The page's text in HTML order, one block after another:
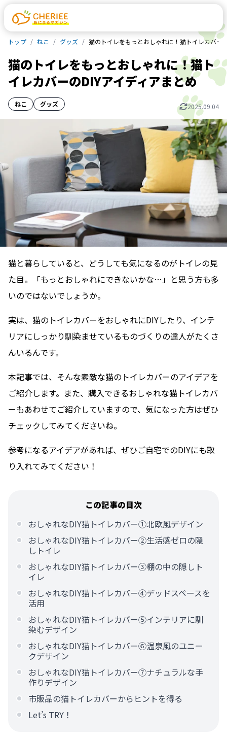
トップ ねこ グッズ 猫のトイレをもっとおしゃれに！猫トイレカバー
猫のトイレをもっとおしゃれに！猫ト
イレカバーのDIYアイディアまとめ
ねこ グッズ 2025.09.04
猫と暮らしていると、どうしても気になるのがトイレの見
た目。「もっとおしゃれにできないかな…」と思う方も多
いのではないでしょうか。
実は、猫のトイレカバーをおしゃれにDIYしたり、インテ
リアにしっかり馴染ませているものづくりの達人がたくさ
んいるんです。
本記事では、そんな素敵な猫のトイレカバーのアイデアを
ご紹介します。また、購入できるおしゃれな猫トイレカバ
ーもあわせてご紹介していますので、気になった方はぜひ
チェックしてみてくださいね。
参考になるアイデアがあれば、ぜひご自宅でのDIYにも取
り入れてみてください！
この記事の目次
おしゃれなDIY猫トイレカバー①北欧風デザイン
おしゃれなDIY猫トイレカバー②生活感ゼロの隠
しトイレ
おしゃれなDIY猫トイレカバー③棚の中の隠しト
イレ
おしゃれなDIY猫トイレカバー④デッドスペースを
活用
おしゃれなDIY猫トイレカバー⑤インテリアに馴
染むデザイン
おしゃれなDIY猫トイレカバー⑥温泉風のユニー
クデザイン
おしゃれなDIY猫トイレカバー⑦ナチュラルな手
作りデザイン
市販品の猫トイレカバーからヒントを得る
Let’s TRY！